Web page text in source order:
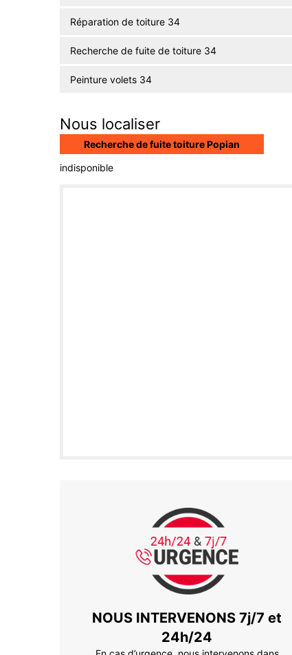
Réparation de toiture 34
Recherche de fuite de toiture 34
Peinture volets 34
Nous localiser
Recherche de fuite toiture Popian
indisponible
NOUS INTERVENONS 7j/7 et
24h/24